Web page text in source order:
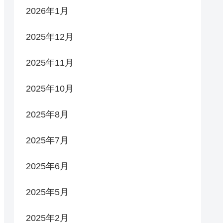
2026年1月
2025年12月
2025年11月
2025年10月
2025年8月
2025年7月
2025年6月
2025年5月
2025年2月